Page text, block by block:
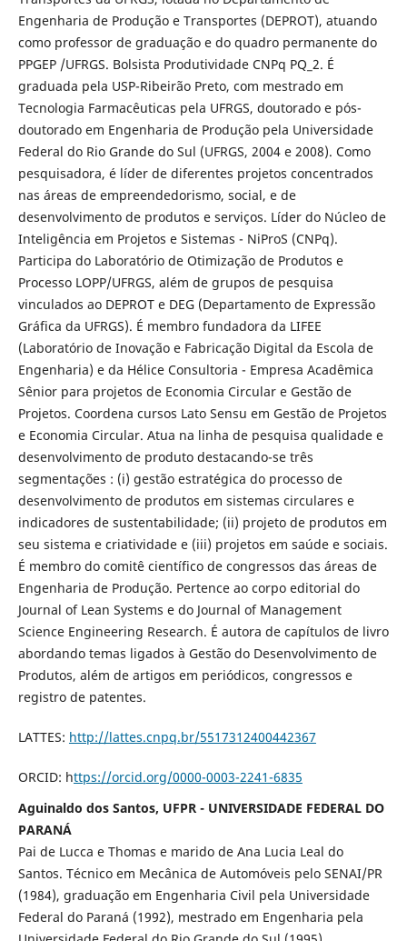
Engenharia de Produção e Transportes (DEPROT), atuando
como professor de graduação e do quadro permanente do
PPGEP /UFRGS. Bolsista Produtividade CNPq PQ_2. É
graduada pela USP-Ribeirão Preto, com mestrado em
Tecnologia Farmacêuticas pela UFRGS, doutorado e pós-
doutorado em Engenharia de Produção pela Universidade
Federal do Rio Grande do Sul (UFRGS, 2004 e 2008). Como
pesquisadora, é líder de diferentes projetos concentrados
nas áreas de empreendedorismo, social, e de
desenvolvimento de produtos e serviços. Líder do Núcleo de
Inteligência em Projetos e Sistemas - NiProS (CNPq).
Participa do Laboratório de Otimização de Produtos e
Processo LOPP/UFRGS, além de grupos de pesquisa
vinculados ao DEPROT e DEG (Departamento de Expressão
Gráfica da UFRGS). É membro fundadora da LIFEE
(Laboratório de Inovação e Fabricação Digital da Escola de
Engenharia) e da Hélice Consultoria - Empresa Acadêmica
Sênior para projetos de Economia Circular e Gestão de
Projetos. Coordena cursos Lato Sensu em Gestão de Projetos
e Economia Circular. Atua na linha de pesquisa qualidade e
desenvolvimento de produto destacando-se três
segmentações : (i) gestão estratégica do processo de
desenvolvimento de produtos em sistemas circulares e
indicadores de sustentabilidade; (ii) projeto de produtos em
seu sistema e criatividade e (iii) projetos em saúde e sociais.
É membro do comitê científico de congressos das áreas de
Engenharia de Produção. Pertence ao corpo editorial do
Journal of Lean Systems e do Journal of Management
Science Engineering Research. É autora de capítulos de livro
abordando temas ligados à Gestão do Desenvolvimento de
Produtos, além de artigos em periódicos, congressos e
registro de patentes.
LATTES: http://lattes.cnpq.br/5517312400442367
ORCID: https://orcid.org/0000-0003-2241-6835
Aguinaldo dos Santos, UFPR - UNIVERSIDADE FEDERAL DO
PARANÁ
Pai de Lucca e Thomas e marido de Ana Lucia Leal do
Santos. Técnico em Mecânica de Automóveis pelo SENAI/PR
(1984), graduação em Engenharia Civil pela Universidade
Federal do Paraná (1992), mestrado em Engenharia pela